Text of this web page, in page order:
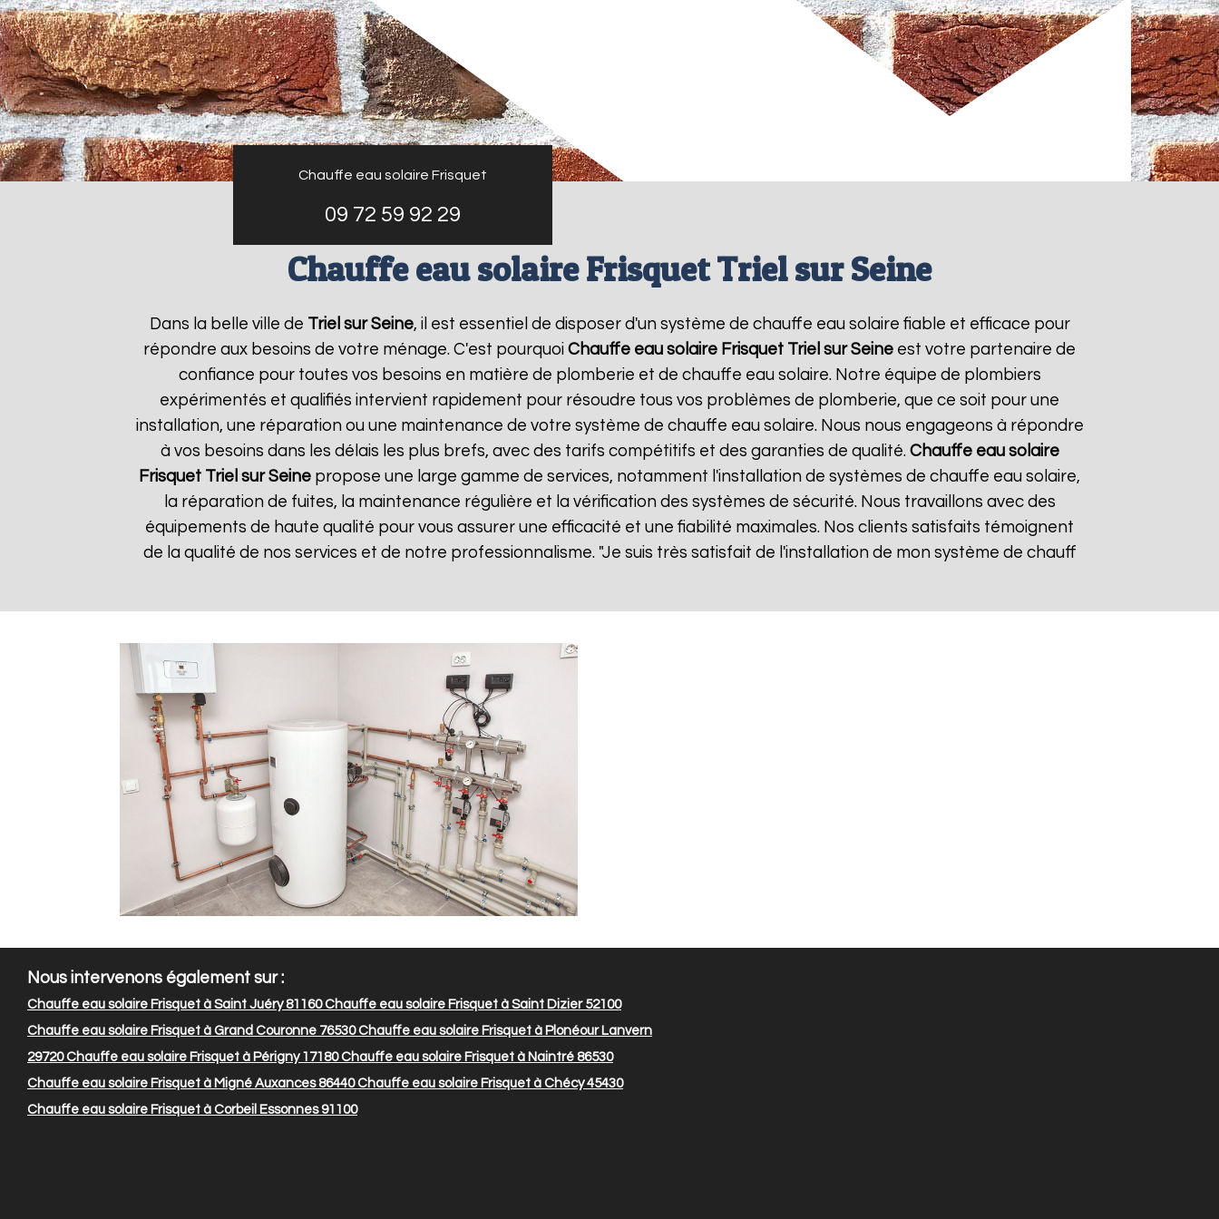
Chauffe eau solaire Frisquet
09 72 59 92 29
Chauffe eau solaire Frisquet Triel sur Seine
Dans la belle ville de Triel sur Seine, il est essentiel de disposer d'un système de chauffe eau solaire fiable et efficace pour
répondre aux besoins de votre ménage. C'est pourquoi Chauffe eau solaire Frisquet Triel sur Seine est votre partenaire de
confiance pour toutes vos besoins en matière de plomberie et de chauffe eau solaire. Notre équipe de plombiers
expérimentés et qualifiés intervient rapidement pour résoudre tous vos problèmes de plomberie, que ce soit pour une
installation, une réparation ou une maintenance de votre système de chauffe eau solaire. Nous nous engageons à répondre
à vos besoins dans les délais les plus brefs, avec des tarifs compétitifs et des garanties de qualité. Chauffe eau solaire
Frisquet Triel sur Seine propose une large gamme de services, notamment l'installation de systèmes de chauffe eau solaire,
la réparation de fuites, la maintenance régulière et la vérification des systèmes de sécurité. Nous travaillons avec des
équipements de haute qualité pour vous assurer une efficacité et une fiabilité maximales. Nos clients satisfaits témoignent
de la qualité de nos services et de notre professionnalisme. "Je suis très satisfait de l'installation de mon système de chauff
Nous intervenons également sur :
Chauffe eau solaire Frisquet à Saint Juéry 81160Chauffe eau solaire Frisquet à Saint Dizier 52100
Chauffe eau solaire Frisquet à Grand Couronne 76530Chauffe eau solaire Frisquet à Plonéour Lanvern
29720Chauffe eau solaire Frisquet à Périgny 17180Chauffe eau solaire Frisquet à Naintré 86530
Chauffe eau solaire Frisquet à Migné Auxances 86440Chauffe eau solaire Frisquet à Chécy 45430
Chauffe eau solaire Frisquet à Corbeil Essonnes 91100